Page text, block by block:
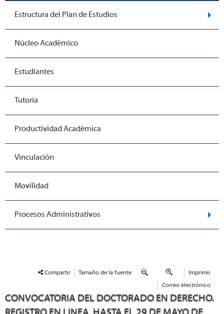
Estructura del Plan de Estudios
Núcleo Académico
Estudiantes
Tutoría
Productividad Académica
Vinculación
Movilidad
Procesos Administrativos
Compartir Tamaño de la fuente Imprimir
Correo electrónico
CONVOCATORIA DEL DOCTORADO EN DERECHO.